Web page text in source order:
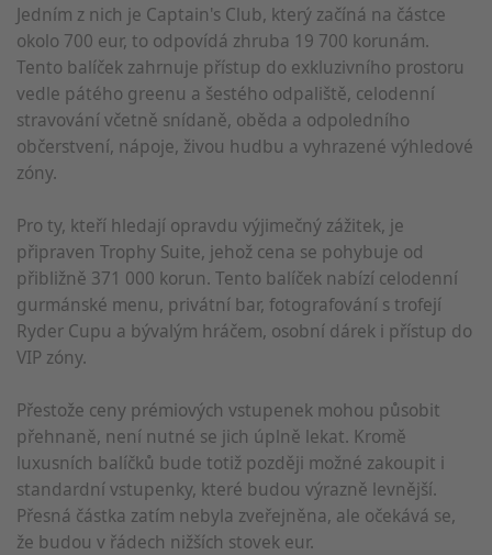
Jedním z nich je Captain's Club, který začíná na částce
okolo 700 eur, to odpovídá zhruba 19 700 korunám.
Tento balíček zahrnuje přístup do exkluzivního prostoru
vedle pátého greenu a šestého odpaliště, celodenní
stravování včetně snídaně, oběda a odpoledního
občerstvení, nápoje, živou hudbu a vyhrazené výhledové
zóny.
Pro ty, kteří hledají opravdu výjimečný zážitek, je
připraven Trophy Suite, jehož cena se pohybuje od
přibližně 371 000 korun. Tento balíček nabízí celodenní
gurmánské menu, privátní bar, fotografování s trofejí
Ryder Cupu a bývalým hráčem, osobní dárek i přístup do
VIP zóny.
Přestože ceny prémiových vstupenek mohou působit
přehnaně, není nutné se jich úplně lekat. Kromě
luxusních balíčků bude totiž později možné zakoupit i
standardní vstupenky, které budou výrazně levnější.
Přesná částka zatím nebyla zveřejněna, ale očekává se,
že budou v řádech nižších stovek eur.